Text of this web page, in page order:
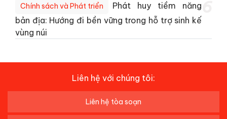
Chính sách và Phát triển
Phát huy tiềm năng
bản địa: Hướng đi bền vững trong hỗ trợ sinh kế
vùng núi
Liên hệ với chúng tôi:
Liên hệ tòa soạn